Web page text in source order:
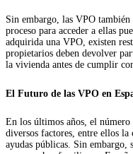
Sin embargo, las VPO
proceso para acceder a ellas
adquirida una VPO, existen
propietarios deben devolver
la vivienda antes de cumplir
El Futuro de las VPO en
En los últimos años, el
diversos factores, entre ellos
ayudas públicas. Sin embargo,